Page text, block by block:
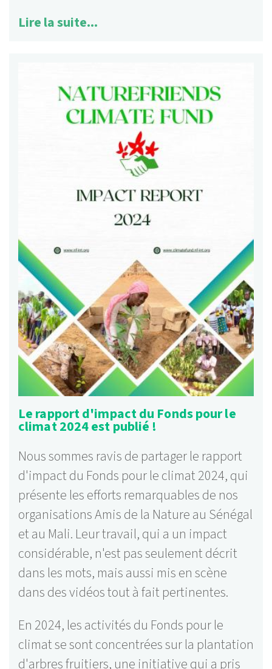
125 activités
Lire la suite ...
Lire la suite...
Le rapport d'impact du Fonds pour le
climat 2024 est publié !
Nous sommes ravis de partager le rapport
d'impact du Fonds pour le climat 2024, qui
présente les efforts remarquables de nos
organisations Amis de la Nature au Sénégal
et au Mali. Leur travail, qui a un impact
considérable, n'est pas seulement décrit
dans les mots, mais aussi mis en scène
dans des vidéos tout à fait pertinentes.
En 2024, les activités du Fonds pour le
climat se sont concentrées sur la plantation
d'arbres fruitiers, une initiative qui a pris